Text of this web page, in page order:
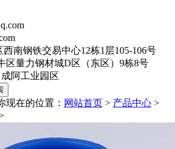
南钢铁交易中心12栋1层105-106号
区量力钢材城D区（东区）9栋8号
阿工业园区
现在的位置： 网站首页 > 产品中心 >